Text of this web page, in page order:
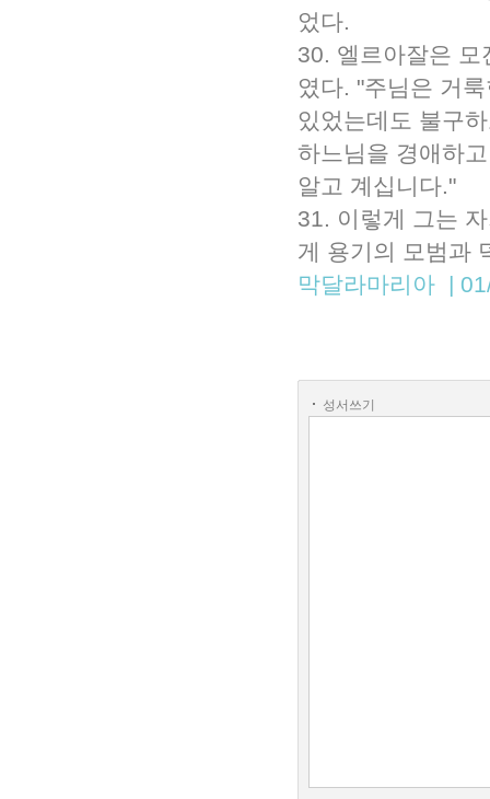
었다.
30. 엘르아잘은 모
였다. "주님은 거
있었는데도 불구
하느님을 경애하
알고 계십니다."
31. 이렇게 그는
게 용기의 모범과
막달라마리아 |
성서쓰기